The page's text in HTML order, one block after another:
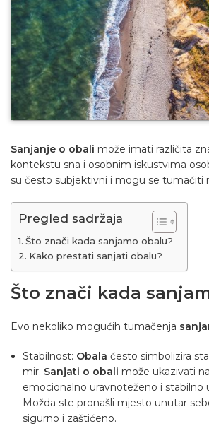
Sanjanje o obali može imati različita
kontekstu sna i osobnim iskustvima
su često subjektivni i mogu se tumačiti
Pregled sadržaja
Što znači kada sanjamo obalu?
Kako prestati sanjati obalu?
Što znači kada
Evo nekoliko mogućih tumačenja
Stabilnost: Obala često simbolizira
mir. Sanjati o obali može ukazivati
emocionalno uravnoteženo i stabilno
Možda ste pronašli mjesto unutar
sigurno i zaštićeno.